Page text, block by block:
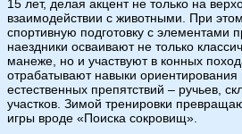
15 лет, делая акцент не только на
взаимодействии с животными. При
спортивную подготовку с
наездники осваивают не только
манеже, но и участвуют в конных
отрабатывают навыки
естественных препятствий – ручьев,
участков. Зимой тренировки
игры вроде «Поиска сокровищ».